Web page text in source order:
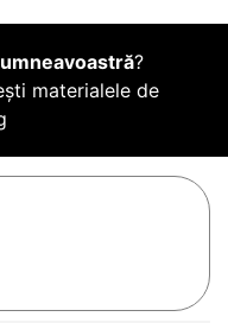
?
materialele de